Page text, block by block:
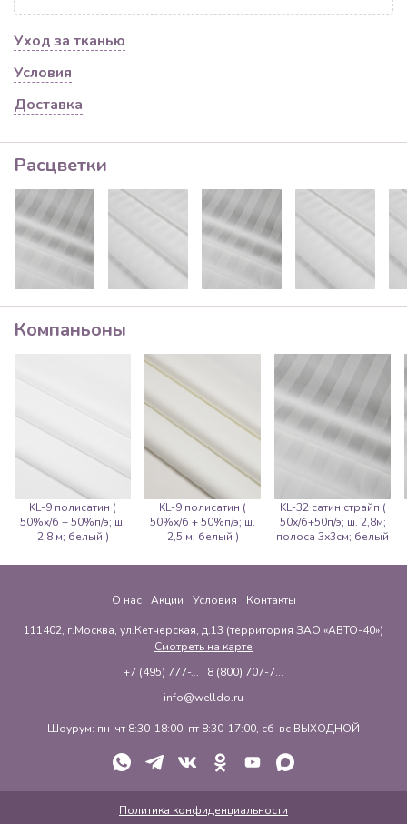
Уход за тканью
Условия
Доставка
Расцветки
Компаньоны
KL-9 полисатин (
50%х/б + 50%п/э; ш.
2,8 м; белый )
KL-9 полисатин (
50%х/б + 50%п/э; ш.
2,5 м; белый )
KL-32 сатин страйп (
50х/б+50п/э; ш. 2,8м;
полоса 3х3см; белый
О нас Акции Условия Контакты
111402, г.Москва, ул.Кетчерская, д.13 (территория ЗАО «АВТО-40»)
Смотреть на карте
+7 (495) 777-... , 8 (800) 707-7...
info@welldo.ru
Шоурум: пн-чт 8:30-18:00, пт 8:30-17:00, сб-вс ВЫХОДНОЙ
Политика конфиденциальности